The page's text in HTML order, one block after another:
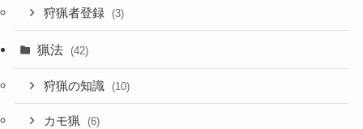
狩猟者登録 (3)
猟法 (42)
狩猟の知識 (10)
カモ猟 (6)